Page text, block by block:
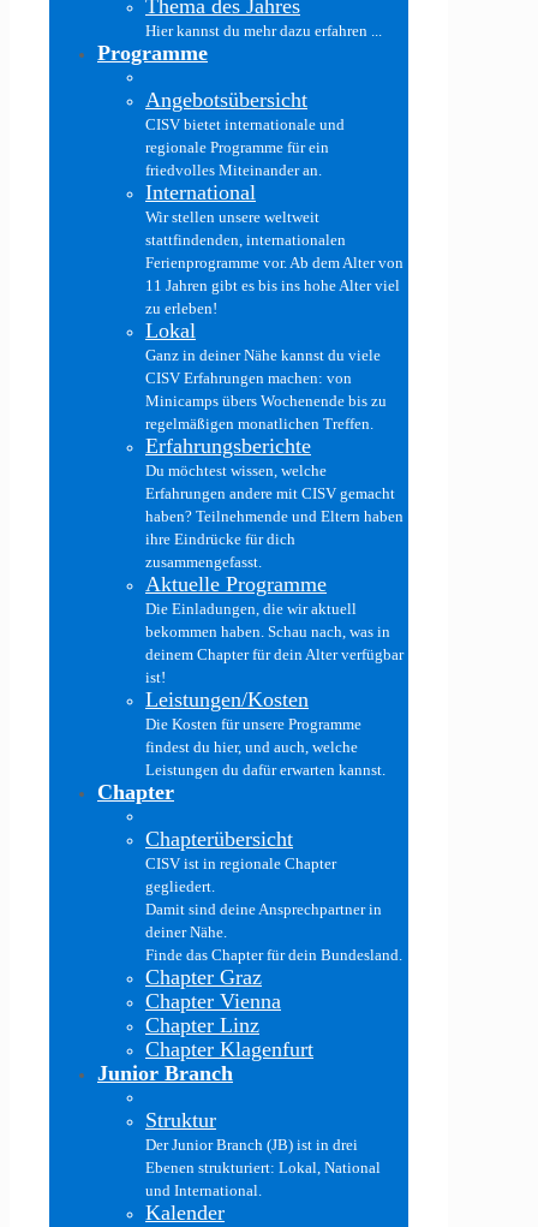
Thema des Jahres
Hier kannst du mehr dazu erfahren ...
Programme
Angebotsübersicht
CISV bietet internationale und
regionale Programme für ein
friedvolles Miteinander an.
International
Wir stellen unsere weltweit
stattfindenden, internationalen
Ferienprogramme vor. Ab dem Alter von
11 Jahren gibt es bis ins hohe Alter viel
zu erleben!
Lokal
Ganz in deiner Nähe kannst du viele
CISV Erfahrungen machen: von
Minicamps übers Wochenende bis zu
regelmäßigen monatlichen Treffen.
Erfahrungsberichte
Du möchtest wissen, welche
Erfahrungen andere mit CISV gemacht
haben? Teilnehmende und Eltern haben
ihre Eindrücke für dich
zusammengefasst.
Aktuelle Programme
Die Einladungen, die wir aktuell
bekommen haben. Schau nach, was in
deinem Chapter für dein Alter verfügbar
ist!
Leistungen/Kosten
Die Kosten für unsere Programme
findest du hier, und auch, welche
Leistungen du dafür erwarten kannst.
Chapter
Chapterübersicht
CISV ist in regionale Chapter
gegliedert.
Damit sind deine Ansprechpartner in
deiner Nähe.
Finde das Chapter für dein Bundesland.
Chapter Graz
Chapter Vienna
Chapter Linz
Chapter Klagenfurt
Junior Branch
Struktur
Der Junior Branch (JB) ist in drei
Ebenen strukturiert: Lokal, National
und International.
Kalender